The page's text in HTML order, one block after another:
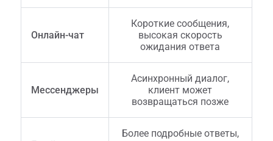
Онлайн-чат
Короткие сообщения,
высокая скорость
ожидания ответа
Мессенджеры
Асинхронный диалог,
клиент может
возвращаться позже
Более подробные ответы,